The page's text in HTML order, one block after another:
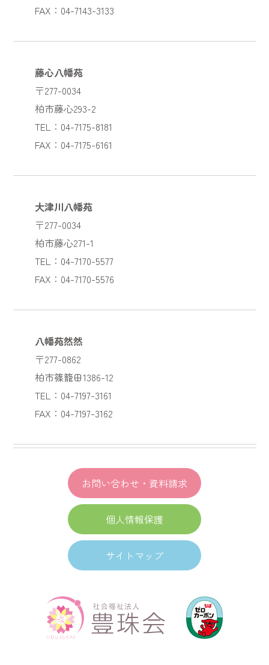
FAX：04-7143-3133
藤心八幡苑
〒277-0034
柏市藤心293-2
TEL：04-7175-8181
FAX：04-7175-6161
大津川八幡苑
〒277-0034
柏市藤心271-1
TEL：04-7170-5577
FAX：04-7170-5576
八幡苑然然
〒277-0862
柏市篠籠田1386-12
TEL：04-7197-3161
FAX：04-7197-3162
お問い合わせ・資料請求
個人情報保護
サイトマップ